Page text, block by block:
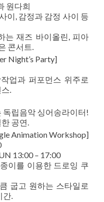
원다희
이, 감정과 감정 사이 등
는 재즈 바이올린, 피아
콘서트.
Night’s Party]
업과 퍼포먼스 위주로
.
독립음악 싱어송라이터!
공연.
Animation Workshop]
13:00 – 17:00
이를 이용한 드로잉 쿠
굽고 원하는 스타일로
.